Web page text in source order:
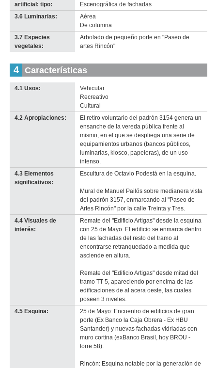
artificial: tipo:
Escenográfica de fachadas
3.6 Luminarias:
Aérea
De columna
3.7 Especies
vegetales:
Arbolado de pequeño porte en "Paseo de
artes Rincón"
4 Características
4.1 Usos:
Vehicular
Recreativo
Cultural
4.2 Apropiaciones:
El retiro voluntario del padrón 3154 genera un
ensanche de la vereda pública frente al
mismo, en el que se despliega una serie de
equipamientos urbanos (bancos públicos,
luminarias, kiosco, papeleras), de un uso
intenso.
4.3 Elementos
significativos:
Escultura de Octavio Podestá en la esquina.
Mural de Manuel Pailós sobre medianera vista
del padrón 3157, enmarcando al "Paseo de
Artes Rincón" por la calle Treinta y Tres.
4.4 Visuales de
interés:
Remate del "Edificio Artigas" desde la esquina
con 25 de Mayo. El edificio se enmarca dentro
de las fachadas del resto del tramo al
encontrarse retranquedado a medida que
asciende en altura.
Remate del "Edificio Artigas" desde mitad del
tramo TT 5, apareciendo por encima de las
edificaciones de al acera oeste, las cuales
poseen 3 niveles.
4.5 Esquina:
25 de Mayo: Encuentro de edificios de gran
porte (Ex Banco la Caja Obrera - Ex HBU
Santander) y nuevas fachadas vidriadas con
muro cortina (exBanco Brasil, hoy BROU -
torre 58).
Rincón: Esquina notable por la generación de